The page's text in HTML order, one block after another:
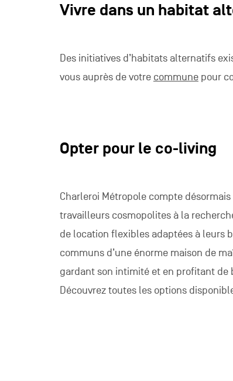
Vivre dans un habitat
Des initiatives d’habitats alternatifs
vous auprès de votre communepour
Opter pour le co-living
Charleroi Métropole compte
travailleurs cosmopolites à la
de location flexibles adaptées à leurs
communs d’une énorme maison de
gardant son intimité et en profitant de
Découvrez toutes les options